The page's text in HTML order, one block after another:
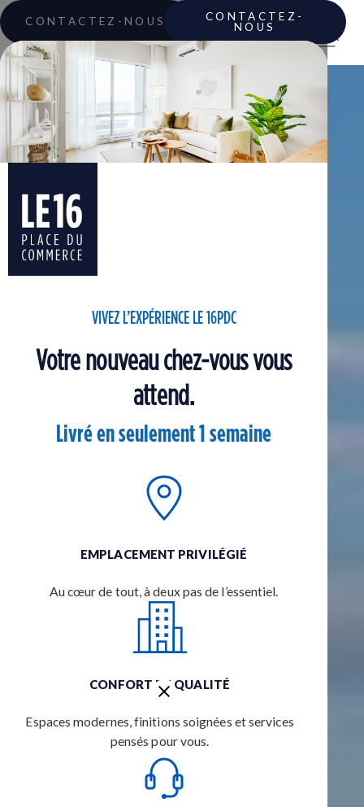
CONTACTEZ-NOUS
CONTACTEZ-
NOUS
VIVEZ L’EXPÉRIENCE LE 16PDC
Votre nouveau chez-vous vous
attend.
Livré en seulement 1 semaine
EMPLACEMENT PRIVILÉGIÉ
Au cœur de tout, à deux pas de l’essentiel.
CONFORT ET QUALITÉ
Espaces modernes, finitions soignées et services
pensés pour vous.